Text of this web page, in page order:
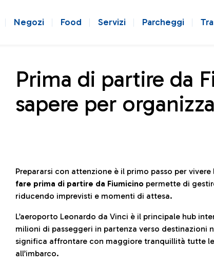
Negozi Food Servizi Parcheggi
Prima di partire da
sapere per
Prepararsi con attenzione è il primo passo per
fare prima di partire da Fiumicino permette di
riducendo imprevisti e momenti di attesa.
L’aeroporto Leonardo da Vinci è il principale hub
milioni di passeggeri in partenza verso destinazioni
significa affrontare con maggiore tranquillità tutte
all’imbarco.